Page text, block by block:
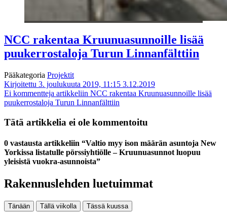
NCC rakentaa Kruunuasunnoille lisää
puukerrostaloja Turun Linnanfälttiin
Pääkategoria Projektit
Kirjoitettu 3. joulukuuta 2019, 11:15 3.12.2019
Ei kommentteja artikkeliin NCC rakentaa Kruunuasunnoille lisää
puukerrostaloja Turun Linnanfälttiin
Tätä artikkelia ei ole kommentoitu
0 vastausta artikkeliin “Valtio myy ison määrän asuntoja New
Yorkissa listatulle pörssiyhtiölle – Kruunuasunnot luopuu
yleisistä vuokra-asunnoista”
Rakennuslehden luetuimmat
Tänään Tällä viikolla Tässä kuussa